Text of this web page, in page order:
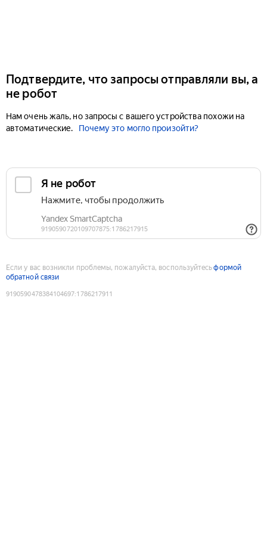
Подтвердите, что запросы отправляли вы, а
не робот
Нам очень жаль, но запросы с вашего устройства похожи на
автоматические.
Почему это могло произойти?
Если у вас возникли проблемы, пожалуйста, воспользуйтесьформой
обратной связи
9190590478384104697:1786217911